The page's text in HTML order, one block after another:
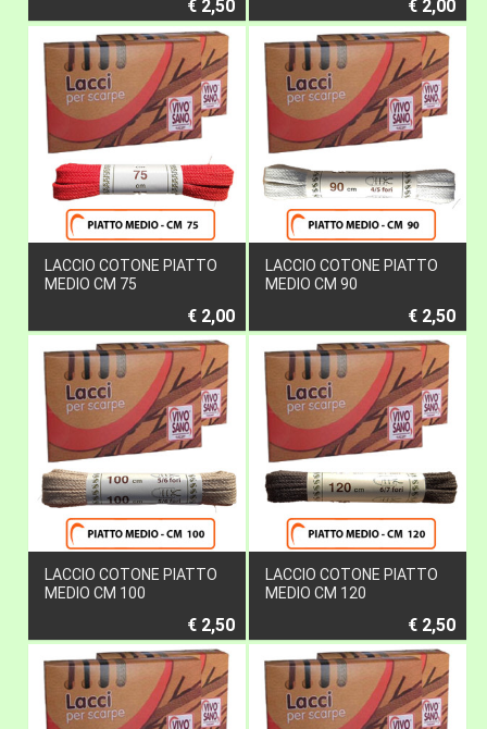
€ 2,50 € 2,00
LACCIO COTONE PIATTO
MEDIO CM 75
€ 2,00
LACCIO COTONE PIATTO
MEDIO CM 90
€ 2,50
LACCIO COTONE PIATTO
MEDIO CM 100
€ 2,50
LACCIO COTONE PIATTO
MEDIO CM 120
€ 2,50